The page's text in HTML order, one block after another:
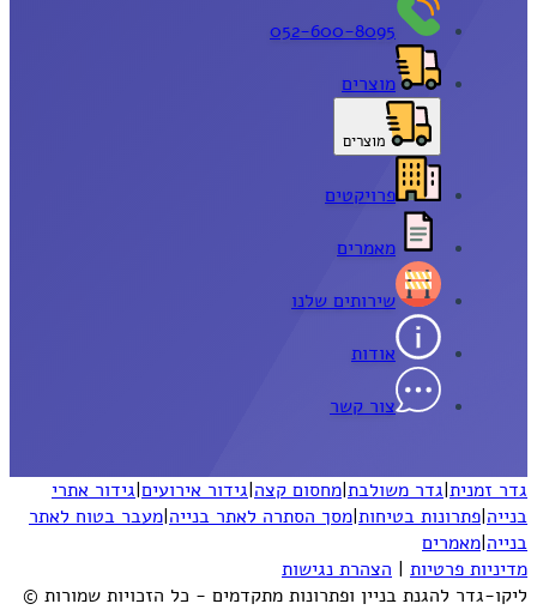
052-600-8095
מוצרים
מוצרים
פרויקטים
מאמרים
שירותים שלנו
אודות
צור קשר
גדר זמנית|גדר משולבת|מחסום קצה|גידור אירועים|גידור אתרי
בנייה|פתרונות בטיחות|מסך הסתרה לאתר בנייה|מעבר בטוח לאתר
בנייה|מאמרים
מדיניות פרטיות | הצהרת נגישות
ליקו-גדר להגנת בניין ופתרונות מתקדמים - כל הזכויות שמורות ©